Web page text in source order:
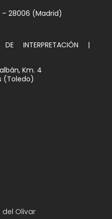
28006 (Madrid)
INTERPRETACIÓN |
Km. 4
(Toledo)
Olivar